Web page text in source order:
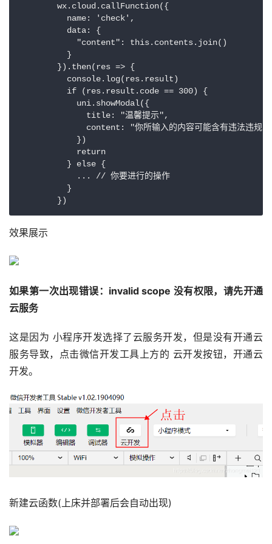
        wx.cloud.callFunction({
          name: 'check',
          data: {
            "content": this.contents.join()
          }
        }).then(res => {
          console.log(res.result)
          if (res.result.code == 300) {
            uni.showModal({
              title: "温馨提示",
content: "你所输入的内容可能含有违法违规内
            })
            return
          } else {
            ... // 你要进行的操作
          }
        })
效果展示
如果第一次出现错误：invalid scope 没有权限，请先开通
云服务
这是因为 小程序开发选择了云服务开发，但是没有开通云
服务导致，点击微信开发工具上方的 云开发按钮，开通云
开发。
新建云函数(上床并部署后会自动出现)